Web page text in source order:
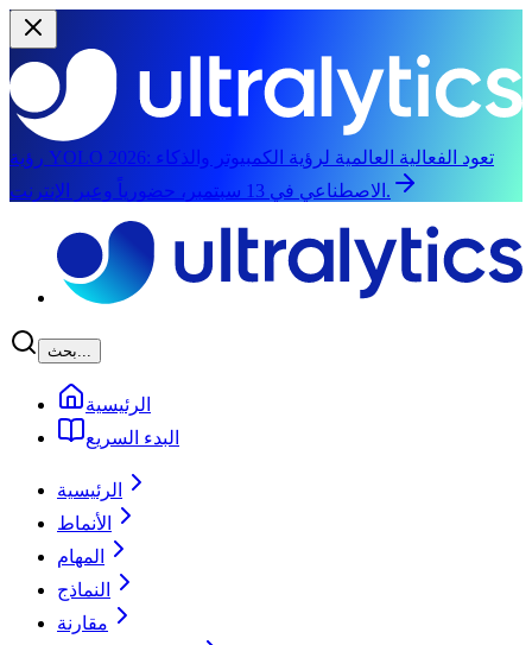
رؤية YOLO 2026: تعود الفعالية العالمية لرؤية الكمبيوتر والذكاء
الاصطناعي في 13 سبتمبر، حضورياً وعبر الإنترنت.
بحث...
الرئيسية
البدء السريع
الرئيسية
الأنماط
المهام
النماذج
مقارنة